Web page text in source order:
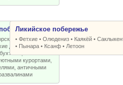
побережье
до Кемера с
пляжами
курортами,
античными
Ликийское побережье
•Фетхие •Олюдениз • Каякёй •
• Пынара • Ксанф • Летоон